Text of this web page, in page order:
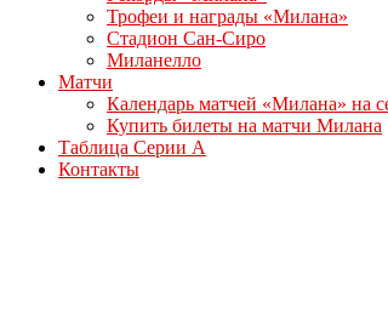
Трофеи и награды «Милана»
Стадион Сан-Сиро
Миланелло
Матчи
Календарь матчей «Милана» на
Купить билеты на матчи Милана
Таблица Серии А
Контакты